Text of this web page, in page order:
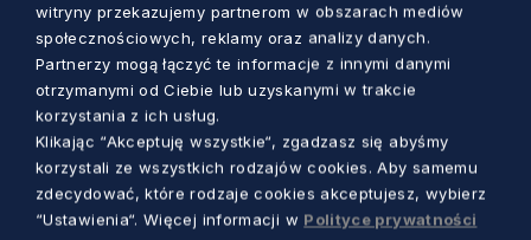
WIADOMOŚCI
Apel Służby Trójmiejskiego Parku
Krajobrazowego w celu wsparcia działań
Policji
Michał Piotrowski 2 lata temu
witryny przekazujemy partnerom w obszarach mediów
społecznościowych, reklamy oraz analizy danych.
Partnerzy mogą łączyć te informacje z innymi danymi
otrzymanymi od Ciebie lub uzyskanymi w trakcie
korzystania z ich usług.
Klikając “Akceptuję wszystkie“, zgadzasz się abyśmy
korzystali ze wszystkich rodzajów cookies. Aby samemu
zdecydować, które rodzaje cookies akceptujesz, wybierz
“Ustawienia“. Więcej informacji w Polityce prywatności